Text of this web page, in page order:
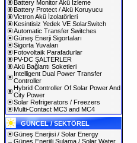
Battery Monitor Akü İzleme
Battery Protect / Akü Koruyucu
Victron Akü İzolatörleri
Kesintisiz Yedek VE SolarSwitch
Automatic Transfer Switches
Güneş Enerji Sigortaları
Sigorta Yuvaları
Fotovoltaik Parafadurlar
PV-DC ŞALTERLER
Akü Bağlantı Soketleri
Intelligent Dual Power Transfer
Controller
Hybrid Controller Of Solar Power And
City Power
Solar Refrigerators / Freezers
Multi-Contact MC3 and MC4
GÜNCEL / SEKTÖREL
Güneş Enerjisi / Solar Energy
Güneş Enerjili Sulama / Solar Water